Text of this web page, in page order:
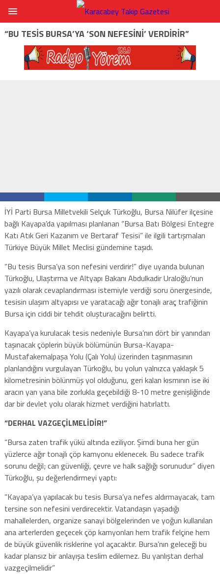
“BU TESİS BURSA’YA ‘SON NEFESİNİ’ VERDİRİR”
İYİ Parti Bursa Milletvekili Selçuk Türkoğlu, Bursa Nilüfer ilçesine
bağlı Kayapa’da yapılması planlanan “Bursa Batı Bölgesi Entegre
Katı Atık Geri Kazanım ve Bertaraf Tesisi” ile ilgili tartışmaları
Türkiye Büyük Millet Meclisi gündemine taşıdı.
“Bu tesis Bursa’ya son nefesini verdirir!” diye uyarıda bulunan
Türkoğlu, Ulaştırma ve Altyapı Bakanı Abdulkadir Uraloğlu’nun
yazılı olarak cevaplandırması istemiyle verdiği soru önergesinde,
tesisin ulaşım altyapısı ve yaratacağı ağır tonajlı araç trafiğinin
Bursa için ciddi bir tehdit oluşturacağını belirtti.
Kayapa’ya kurulacak tesis nedeniyle Bursa’nın dört bir yanından
taşınacak çöplerin büyük bölümünün Bursa-Kayapa-
Mustafakemalpaşa Yolu (Çalı Yolu) üzerinden taşınmasının
planlandığını vurgulayan Türkoğlu, bu yolun yalnızca yaklaşık 5
kilometresinin bölünmüş yol olduğunu, geri kalan kısmının ise iki
aracın yan yana bile zorlukla geçebildiği 8-10 metre genişliğinde
dar bir devlet yolu olarak hizmet verdiğini hatırlattı.
“DERHAL VAZGEÇİLMELİDİR!”
“Bursa zaten trafik yükü altında eziliyor. Şimdi buna her gün
yüzlerce ağır tonajlı çöp kamyonu eklenecek. Bu sadece trafik
sorunu değil; can güvenliği, çevre ve halk sağlığı sorunudur” diyen
Türkoğlu, şu değerlendirmeyi yaptı:
“Kayapa’ya yapılacak bu tesis Bursa’ya nefes aldırmayacak, tam
tersine son nefesini verdirecektir. Vatandaşın yaşadığı
mahallelerden, organize sanayi bölgelerinden ve yoğun kullanılan
ana arterlerden geçecek çöp kamyonları hem trafik felçine hem
de büyük güvenlik risklerine yol açacaktır. Bursa’nın geleceği bu
kadar plansız bir anlayışa teslim edilemez. Bu yanlıştan derhal
vazgeçilmelidir”